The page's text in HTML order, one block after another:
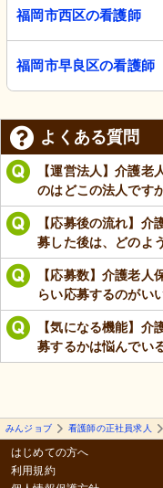
福岡市西区の看護師
福岡市早良区の看護師
よくある質問
【運営法人】介護老
のはどこの法人です
【応募後の流れ】介
募した後は、どのよ
【応募数】介護老人
らい応募するのがい
【気になる機能】介
募するかは悩んでい
みんジョブ 看護師の正社員求人
はじめての方へ
利用規約